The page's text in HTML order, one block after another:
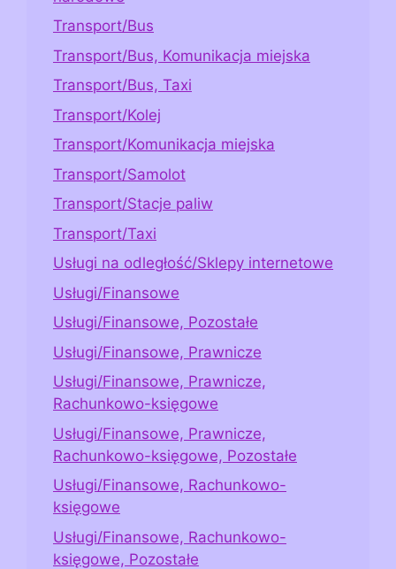
Transport/Bus
Transport/Bus, Komunikacja miejska
Transport/Bus, Taxi
Transport/Kolej
Transport/Komunikacja miejska
Transport/Samolot
Transport/Stacje paliw
Transport/Taxi
Usługi na odległość/Sklepy internetowe
Usługi/Finansowe
Usługi/Finansowe, Pozostałe
Usługi/Finansowe, Prawnicze
Usługi/Finansowe, Prawnicze,
Rachunkowo-księgowe
Usługi/Finansowe, Prawnicze,
Rachunkowo-księgowe, Pozostałe
Usługi/Finansowe, Rachunkowo-
księgowe
Usługi/Finansowe, Rachunkowo-
księgowe, Pozostałe